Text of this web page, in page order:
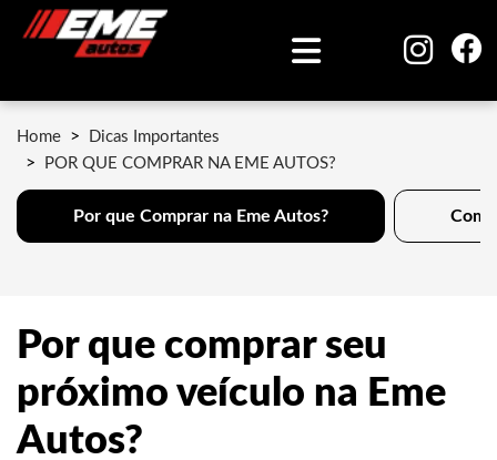
Home
Dicas Importantes
POR QUE COMPRAR NA EME AUTOS?
Por que Comprar na Eme Autos?
Por que comprar seu
próximo veículo na Eme
Autos?